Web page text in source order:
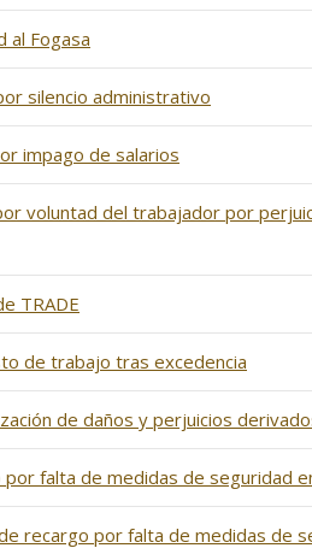
al Fogasa
silencio administrativo
impago de salarios
voluntad del trabajador por
TRADE
de trabajo tras excedencia
de daños y perjuicios
falta de medidas de seguridad
recargo por falta de medidas de